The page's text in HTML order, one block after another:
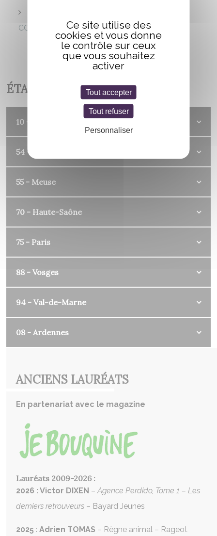
COLLÉGIENS 2026Télécharger
ÉTABLISSEMENTS
10 - Aube
54 - Meurthe-et-Moselle
55 - Meuse
70 - Haute-Saône
75 - Paris
88 - Vosges
94 - Val-de-Marne
08 - Ardennes
ANCIENS LAURÉATS
En partenariat avec le magazine
Lauréats 2009-2026 :
2026 : Victor DIXEN – Agence Perdido, Tome 1 – Les
derniers retrouveurs – Bayard Jeunes
2025 :Adrien TOMAS – Règne animal – Rageot
Ce site utilise des
cookies et vous donne
le contrôle sur ceux
que vous souhaitez
activer
Tout accepter
Tout refuser
Personnaliser